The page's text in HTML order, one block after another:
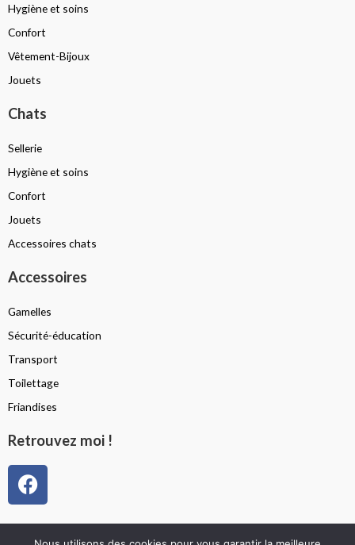
Hygiène et soins
Confort
Vêtement-Bijoux
Jouets
Chats
Sellerie
Hygiène et soins
Confort
Jouets
Accessoires chats
Accessoires
Gamelles
Sécurité-éducation
Transport
Toilettage
Friandises
Retrouvez moi !
F
a